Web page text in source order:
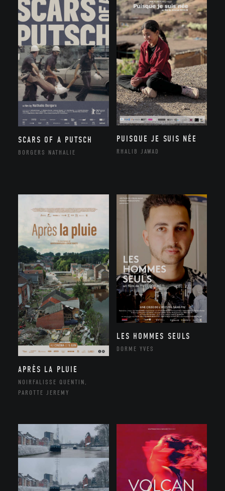
SCARS OF A PUTSCH
BORGERS NATHALIE
PUISQUE JE SUIS NÉE
RHALIB JAWAD
APRÈS LA PLUIE
NOIRFALISSE QUENTIN,
PAROTTE JEREMY
LES HOMMES SEULS
DORME YVES